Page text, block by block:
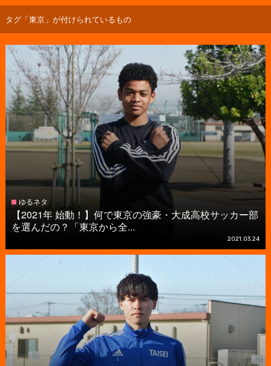
タグ「東京」が付けられているもの
ゆるネタ
【2021年 始動！】何で東京の強豪・大成高校サッカー部
を選んだの？「東京から全...
2021.03.24